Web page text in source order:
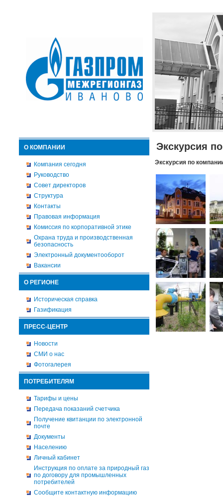
О КОМПАНИИ
Компания сегодня
Руководство
Совет директоров
Структура
Контакты
Правовая информация
Комиссия по корпоративной этике
Охрана труда и производственная
безопасность
Электронный документооборот
Вакансии
О РЕГИОНЕ
Историческая справка
Газификация
ПРЕСС-ЦЕНТР
Новости
СМИ о нас
Фотогалерея
ПОТРЕБИТЕЛЯМ
Тарифы и цены
Передача показаний счетчика
Получение квитанции по электронной
почте
Документы
Населению
Личный кабинет
Инструкция по оплате за природный газ
по договору для промышленных
потребителей
Сообщите контактную информацию
Экскурсия
Экскурсия по